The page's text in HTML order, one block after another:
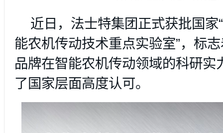
近日，法士特集团正式获批国家
能农机传动技术重点实验室”，标
品牌在智能农机传动领域的科研实
了国家层面高度认可。